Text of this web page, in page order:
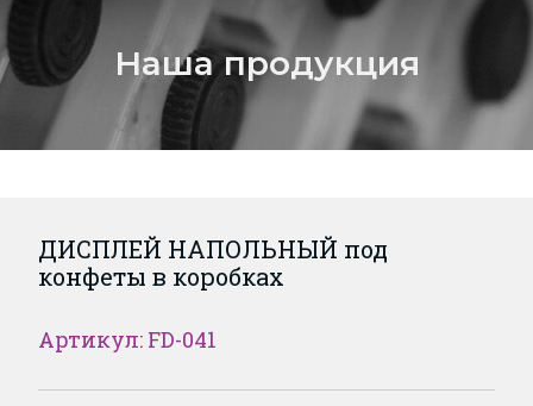
Наша продукция
ДИСПЛЕЙ НАПОЛЬНЫЙ под
конфеты в коробках
Артикул: FD-041